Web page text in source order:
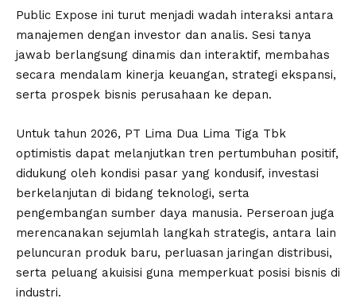
Public Expose ini turut menjadi wadah interaksi antara
manajemen dengan investor dan analis. Sesi tanya
jawab berlangsung dinamis dan interaktif, membahas
secara mendalam kinerja keuangan, strategi ekspansi,
serta prospek bisnis perusahaan ke depan.
Untuk tahun 2026, PT Lima Dua Lima Tiga Tbk
optimistis dapat melanjutkan tren pertumbuhan positif,
didukung oleh kondisi pasar yang kondusif, investasi
berkelanjutan di bidang teknologi, serta
pengembangan sumber daya manusia. Perseroan juga
merencanakan sejumlah langkah strategis, antara lain
peluncuran produk baru, perluasan jaringan distribusi,
serta peluang akuisisi guna memperkuat posisi bisnis di
industri.